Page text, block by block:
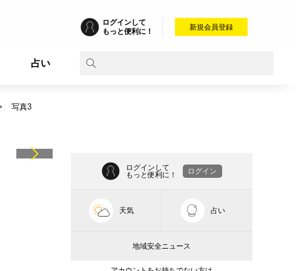
ログインして
もっと便利に！
新規会員登録
占い
写真3
ログインして
もっと便利に！
ログイン
天気 占い
地域安全ニュース